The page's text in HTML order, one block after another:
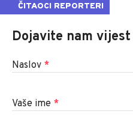
ČITAOCI REPORTERI
Dojavite nam vijest
Naslov *
Vaše ime *